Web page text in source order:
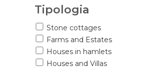
Tipologia
Stone cottages
Farms and Estates
Houses in hamlets
Houses and Villas